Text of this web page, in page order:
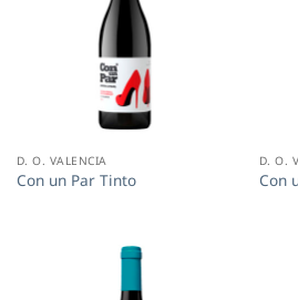
D. O. VALENCIA
Con un Par Tinto
D. O.
Con